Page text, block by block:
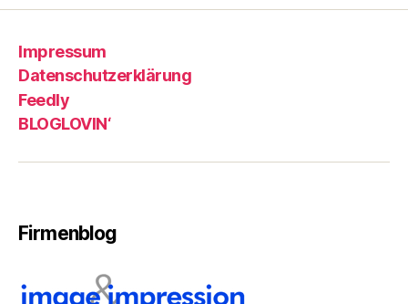
Impressum
Datenschutzerklärung
Feedly
BLOGLOVIN‘
Firmenblog